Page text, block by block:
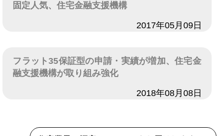
固定人気、住宅金融支援機構
2017年05月09日
フラット35保証型の申請・実績が増加、住宅金
融支援機構が取り組み強化
2018年08月08日